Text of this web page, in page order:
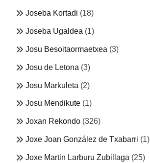
Joseba Kortadi (18)
Joseba Ugaldea (1)
Josu Besoitaormaetxea (3)
Josu de Letona (3)
Josu Markuleta (2)
Josu Mendikute (1)
Joxan Rekondo (326)
Joxe Joan González de Txabarri (1)
Joxe Martin Larburu Zubillaga (25)